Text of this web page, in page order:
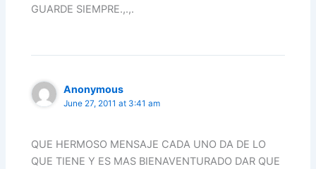
GUARDE SIEMPRE.,.,.
Anonymous
June 27, 2011 at 3:41 am
QUE HERMOSO MENSAJE CADA UNO DA DE LO
QUE TIENE Y ES MAS BIENAVENTURADO DAR QUE